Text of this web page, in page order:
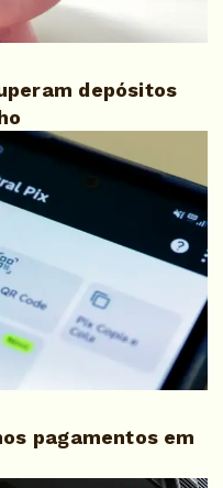
depósitos
pagamentos em